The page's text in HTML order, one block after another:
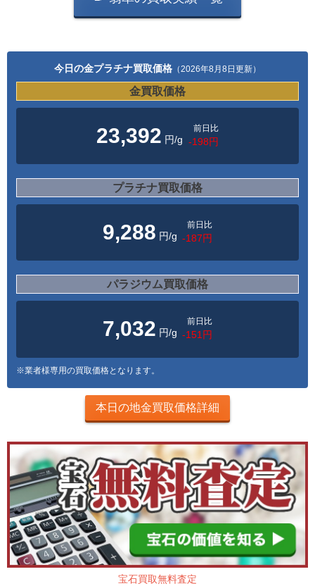
今日の金プラチナ買取価格 （2026年8月8日更新）
金買取価格
23,392 円/g
前日比
-198円
プラチナ買取価格
9,288 円/g
前日比
-187円
パラジウム買取価格
7,032 円/g
前日比
-151円
※業者様専用の買取価格となります。
本日の地金買取価格詳細
宝石買取無料査定